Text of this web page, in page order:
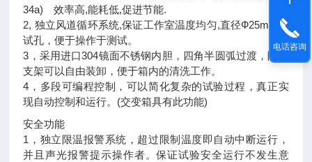
34a) 效率高,能耗低,促进节能.
2, 独立风道循环系统,保证工作室温度均匀,直径Ф25mm测
试孔，便于操作于测试。
3，采用进口304镜面不锈钢内胆，四角半圆弧过渡，隔板
支架可以自由装卸，便于箱内的清洗工作。
4，多段可编程控制，可以简化复杂的试验过程，真正实
现自动控制和运行。(交变箱具有此功能)
安全功能
1，独立限温报警系统，超过限制温度即自动中断运行，
并且声光报警提示操作者。保证试验安全运行不发生意
电话咨询